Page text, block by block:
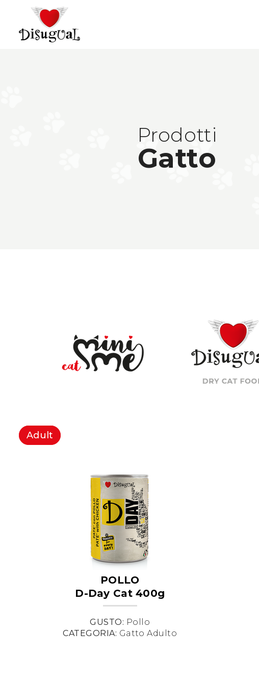
Prodotti
Gatto
Adult
POLLO
D-Day Cat 400g
GUSTO: Pollo
CATEGORIA: Gatto Adulto